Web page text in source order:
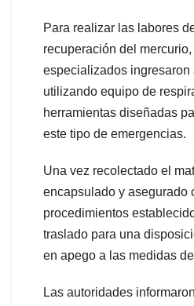
Para realizar las labores
recuperación del
especializados ingresaron
utilizando equipo de
herramientas diseñadas
este tipo de emergencias.
Una vez recolectado el
encapsulado y asegurado
procedimientos
traslado para una
en apego a las medidas
Las autoridades